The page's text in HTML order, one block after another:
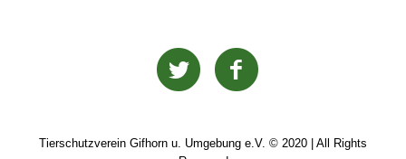
Tierschutzverein Gifhorn u. Umgebung e.V. © 2020 | All Rights